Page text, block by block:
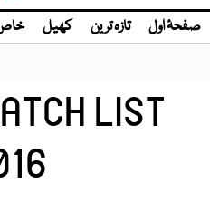
صفحۂ اول تازہ ترین کھیل
LIST